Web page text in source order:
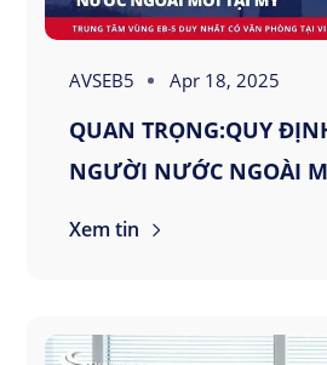
AVSEB5 Apr 18, 2025
QUAN TRỌNG:QUY
NGƯỜI NƯỚC NGOÀI
Xem tin